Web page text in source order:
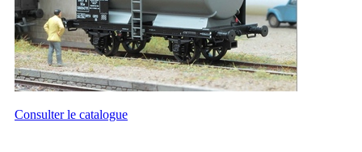
Consulter le catalogue